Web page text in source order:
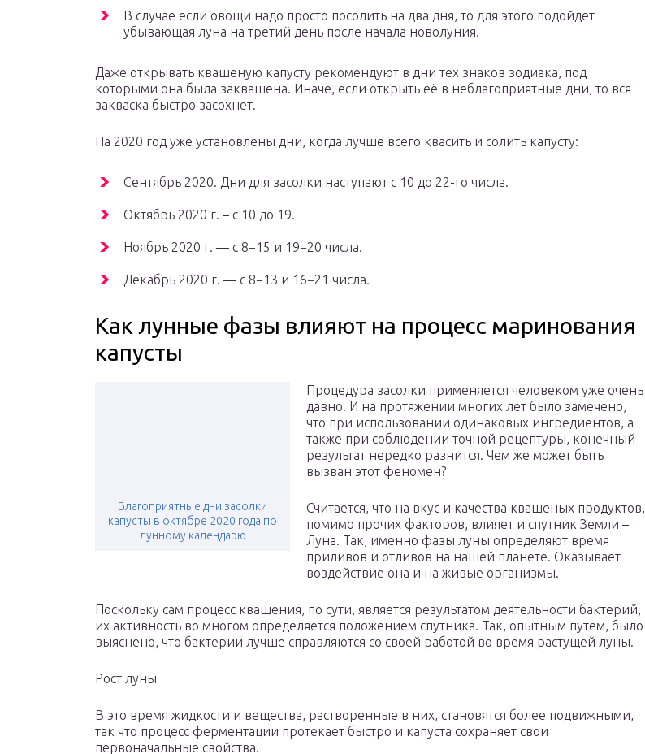
В случае если овощи надо просто посолить на два дня, то для этого подойдет
убывающая луна на третий день после начала новолуния.
Даже открывать квашеную капусту рекомендуют в дни тех знаков зодиака, под
которыми она была заквашена. Иначе, если открыть её в неблагоприятные дни, то вся
закваска быстро засохнет.
На 2020 год уже установлены дни, когда лучше всего квасить и солить капусту:
Сентябрь 2020. Дни для засолки наступают с 10 до 22-го числа.
Октябрь 2020 г. – с 10 до 19.
Ноябрь 2020 г. — с 8−15 и 19−20 числа.
Декабрь 2020 г. — с 8−13 и 16−21 числа.
Как лунные фазы влияют на процесс маринования
капусты
Благоприятные дни засолки
капусты в октябре 2020 года по
лунному календарю
Процедура засолки применяется человеком уже очень
давно. И на протяжении многих лет было замечено,
что при использовании одинаковых ингредиентов, а
также при соблюдении точной рецептуры, конечный
результат нередко разнится. Чем же может быть
вызван этот феномен?
Считается, что на вкус и качества квашеных продуктов,
помимо прочих факторов, влияет и спутник Земли –
Луна. Так, именно фазы луны определяют время
приливов и отливов на нашей планете. Оказывает
воздействие она и на живые организмы.
Поскольку сам процесс квашения, по сути, является результатом деятельности бактерий,
их активность во многом определяется положением спутника. Так, опытным путем, было
выяснено, что бактерии лучше справляются со своей работой во время растущей луны.
Рост луны
В это время жидкости и вещества, растворенные в них, становятся более подвижными,
так что процесс ферментации протекает быстро и капуста сохраняет свои
первоначальные свойства.